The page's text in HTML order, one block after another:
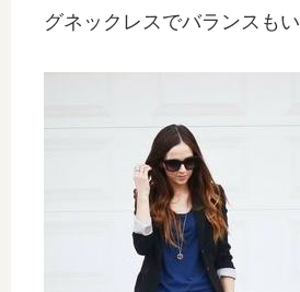
グネックレスでバランスもい